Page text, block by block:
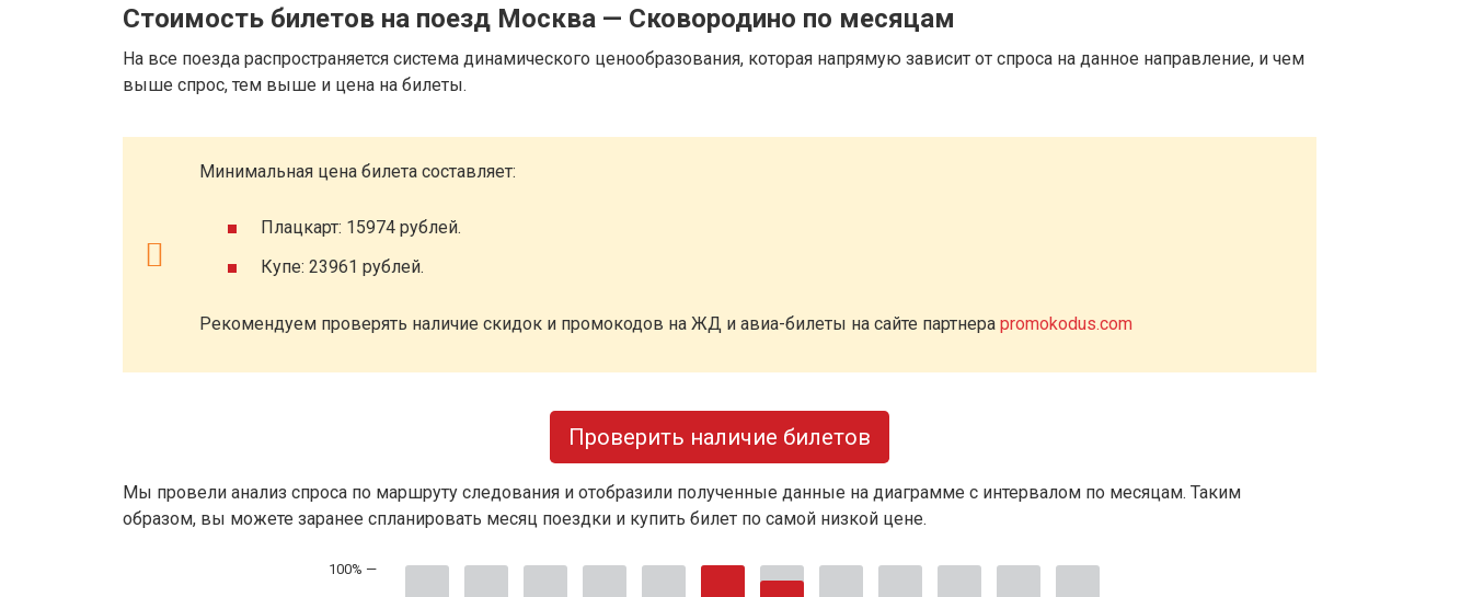
Стоимость билетов на поезд Москва — Сковородино по месяцам
На все поезда распространяется система динамического ценообразования, которая напрямую зависит от спроса на данное направление, и чем
выше спрос, тем выше и цена на билеты.
Минимальная цена билета составляет:
Плацкарт: 15974 рублей.
Купе: 23961 рублей.
Рекомендуем проверять наличие скидок и промокодов на ЖД и авиа-билеты на сайте партнера promokodus.com
Проверить наличие билетов
Мы провели анализ спроса по маршруту следования и отобразили полученные данные на диаграмме с интервалом по месяцам. Таким
образом, вы можете заранее спланировать месяц поездки и купить билет по самой низкой цене.